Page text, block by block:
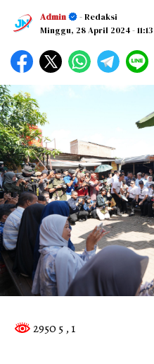
Admin
- Redaksi
Minggu, 28 April 2024-
2950 5 , 1